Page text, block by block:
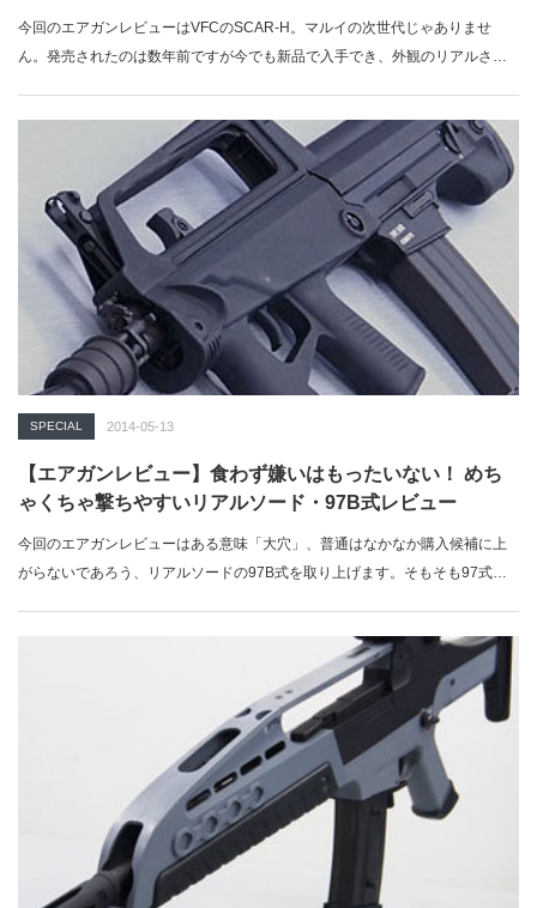
今回のエアガンレビューはVFCのSCAR-H。マルイの次世代じゃありませ
ん。発売されたのは数年前ですが今でも新品で入手でき、外観のリアルさも
SPECIAL 2014-05-13
【エアガンレビュー】食わず嫌いはもったいない！ めち
ゃくちゃ撃ちやすいリアルソード・97B式レビュー
今回のエアガンレビューはある意味「大穴」、普通はなかなか購入候補に上
がらないであろう、リアルソードの97B式を取り上げます。そもそも97式ア